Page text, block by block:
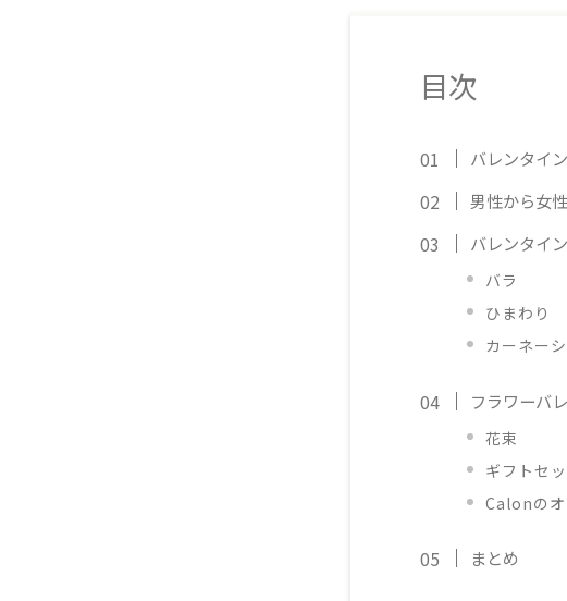
目次
バレンタイ
男性から女
バレンタイ
バラ
ひまわり
カーネー
フラワーバ
花束
ギフトセ
Calonのオ
まとめ